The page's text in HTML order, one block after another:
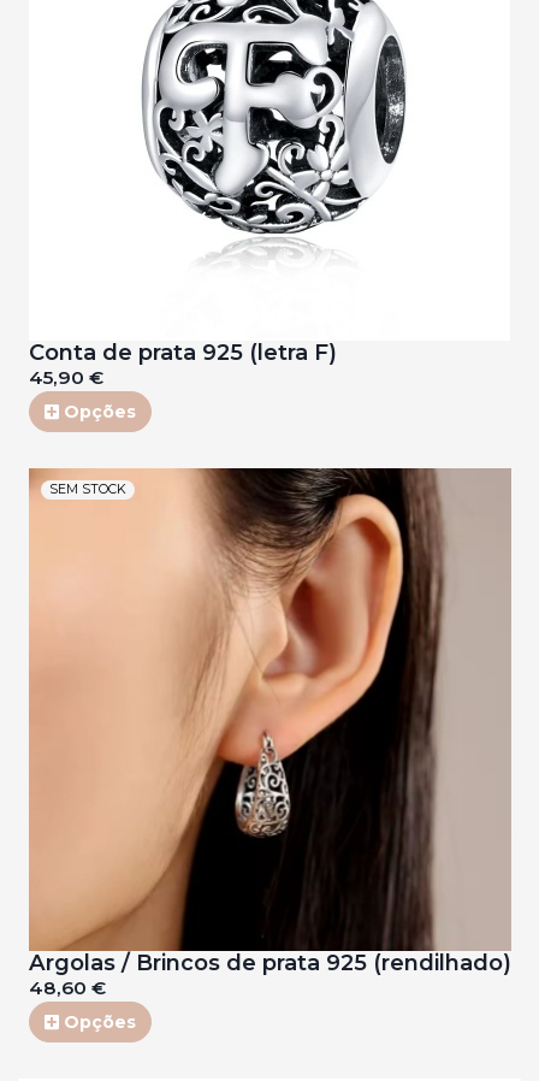
Conta de prata 925 (letra F)
45,90 €
Opções
SEM STOCK
Argolas / Brincos de prata 925 (rendilhado)
48,60 €
Opções